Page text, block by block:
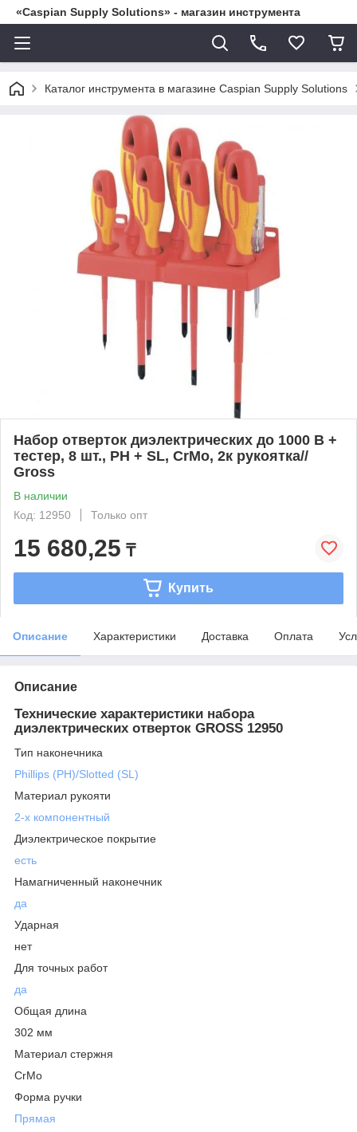
«Caspian Supply Solutions» - магазин инструмента
Каталог инструмента в магазине Caspian Supply Solutions
Набор отверток диэлектрических до 1000 В +
тестер, 8 шт., PH + SL, CrMo, 2к рукоятка//
Gross
В наличии
Код: 12950
Только опт
15 680,25 ₸
Купить
Описание Характеристики Доставка Оплата
Описание
Технические характеристики набора
диэлектрических отверток GROSS 12950
Тип наконечника
Phillips (PH)/Slotted (SL)
Материал рукояти
2-х компонентный
Диэлектрическое покрытие
есть
Намагниченный наконечник
да
Ударная
нет
Для точных работ
да
Общая длина
302 мм
Материал стержня
CrMo
Форма ручки
Прямая